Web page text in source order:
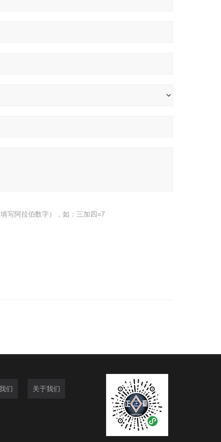
写阿拉伯数字），如：三加四=7
们 关于我们